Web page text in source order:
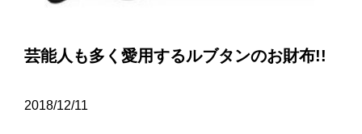
芸能人も多く愛用するルブタンのお財布!!
2018/12/11